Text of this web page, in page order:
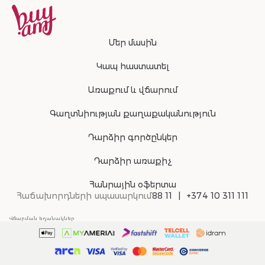
Մեր մասին
Կապ հաստատել
Առաքում և վճարում
Գաղտնիության քաղաքականություն
Դարձիր գործընկեր
Դարձիր առաքիչ
Հանրային օֆերտա
Հաճախորդների սպասարկում88 11 +374 10 311 111
Վճարման եղանակներ